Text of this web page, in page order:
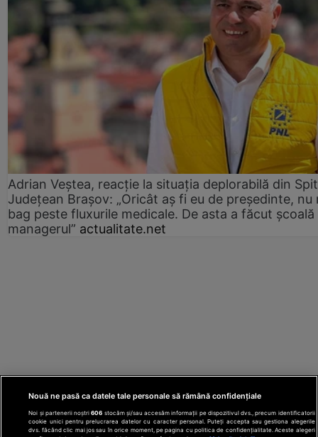
Adrian Veștea, reacție la situația deplorabilă din
Județean Brașov: „Oricât aș fi eu de președinte, nu
bag peste fluxurile medicale. De asta a făcut școală
managerul” actualitate.net
Nouă ne pasă ca datele tale personale să rămână confidențiale
Noi și partenerii noștri606 stocăm și/sau accesăm informații pe dispozitivul dvs., precum identificatorii
cookie unici pentru prelucrarea datelor cu caracter personal. Puteți accepta sau gestiona alegerile
dvs. făcând clic mai jos sau în orice moment, pe pagina cu politica de confidențialitate. Aceste alegeri